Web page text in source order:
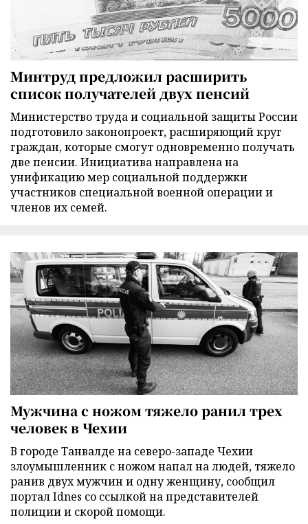
Минтруд предложил расширить
список получателей двух пенсий
Министерство труда и социальной защиты России
подготовило законопроект, расширяющий круг
граждан, которые смогут одновременно получать
две пенсии. Инициатива направлена на
унификацию мер социальной поддержки
участников специальной военной операции и
членов их семей.
Мужчина с ножом тяжело ранил трех
человек в Чехии
В городе Танвалде на северо-западе Чехии
злоумышленник с ножом напал на людей, тяжело
ранив двух мужчин и одну женщину, сообщил
портал Idnes со ссылкой на представителей
полиции и скорой помощи.